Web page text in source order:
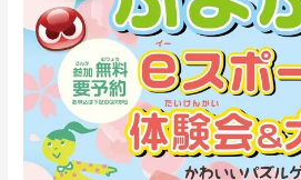
e
ス
ポ
ー
体